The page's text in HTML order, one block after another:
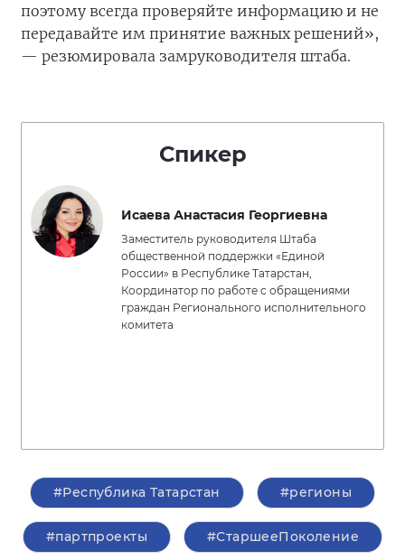
поэтому всегда проверяйте информацию и не
передавайте им принятие важных решений»,
— резюмировала замруководителя штаба.
Спикер
Исаева Анастасия Георгиевна
Заместитель руководителя Штаба
общественной поддержки «Единой
России» в Республике Татарстан,
Координатор по работе с обращениями
граждан Регионального исполнительного
комитета
#Республика Татарстан #регионы
#партпроекты #СтаршееПоколение